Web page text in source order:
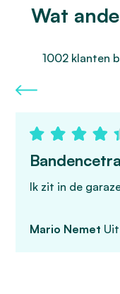
Wat
1002 klanten
Ik zit in de
Mario Nemet